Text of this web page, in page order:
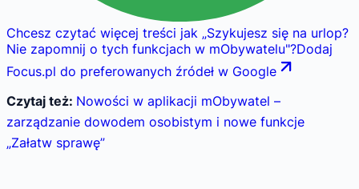
Chcesz czytać więcej treści jak „Szykujesz się na urlop?
Nie zapomnij o tych funkcjach w mObywatelu"?Dodaj
Focus.pl do preferowanych źródeł w Google
Czytaj też: Nowości w aplikacji mObywatel –
zarządzanie dowodem osobistym i nowe funkcje
„Załatw sprawę”